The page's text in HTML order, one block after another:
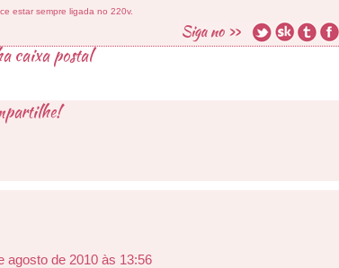
estar sempre ligada no 220v.
caixa postal
agosto de 2010 às 13:56